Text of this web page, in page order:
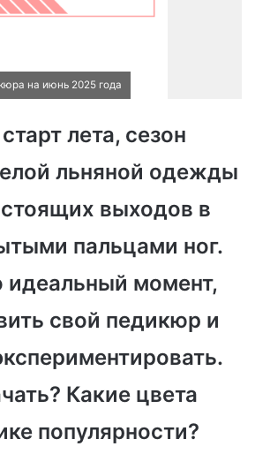
на июнь 2025 года
лета, сезон
льняной одежды
выходов в
пальцами ног.
момент,
свой педикюр и
Какие цвета
популярности?